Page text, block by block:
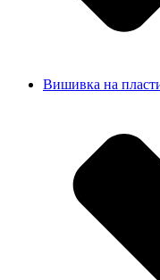
Вишивка на